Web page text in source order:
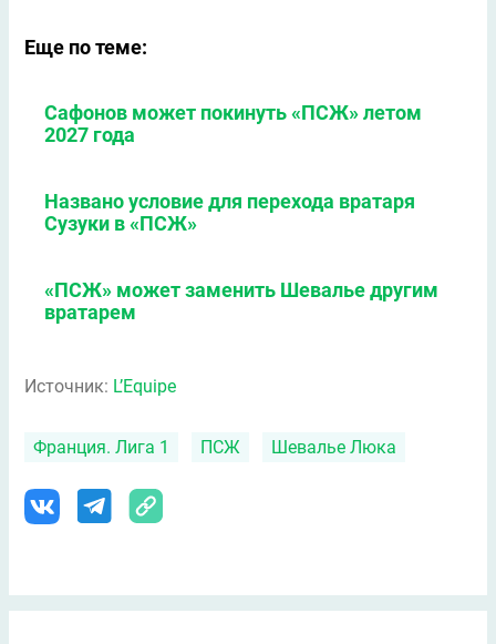
Еще по теме:
Сафонов может покинуть «ПСЖ» летом
2027 года
Названо условие для перехода вратаря
Сузуки в «ПСЖ»
«ПСЖ» может заменить Шевалье другим
вратарем
Источник: L’Equipe
Франция. Лига 1 ПСЖ Шевалье Люка